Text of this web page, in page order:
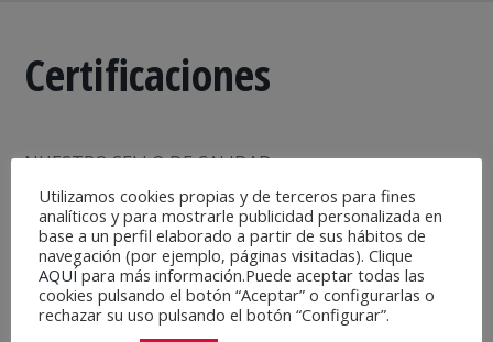
Certificaciones
NUESTRO SELLO DE CALIDAD
Nuestro compromiso es impulsar la calidad y la
mejora continua en la gestión de todos los procesos
y actividades de la compañía.
Utilizamos cookies propias y de terceros para fines
analíticos y para mostrarle publicidad personalizada en
base a un perfil elaborado a partir de sus hábitos de
navegación (por ejemplo, páginas visitadas). Clique
AQUÍ para más información.Puede aceptar todas las
cookies pulsando el botón “Aceptar” o configurarlas o
rechazar su uso pulsando el botón “Configurar”.